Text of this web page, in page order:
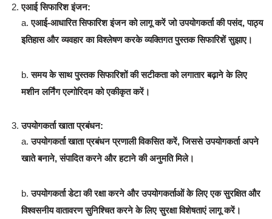
एआई सिफारिश इंजन:
a.एआई-आधारित सिफारिश इंजन को लागू करें जो उपयोगकर्ता की पसंद, पाठ्य
इतिहास और व्यवहार का विश्लेषण करके व्यक्तिगत पुस्तक सिफारिशें सुझाए।
b.समय के साथ पुस्तक सिफारिशों की सटीकता को लगातार बढ़ाने के लिए
मशीन लर्निंग एल्गोरिदम को एकीकृत करें।
उपयोगकर्ता खाता प्रबंधन:
a.उपयोगकर्ता खाता प्रबंधन प्रणाली विकसित करें, जिससे उपयोगकर्ता अपने
खाते बनाने, संपादित करने और हटाने की अनुमति मिले।
b.उपयोगकर्ता डेटा की रक्षा करने और उपयोगकर्ताओं के लिए एक सुरक्षित और
विश्वसनीय वातावरण सुनिश्चित करने के लिए सुरक्षा विशेषताएं लागू करें।